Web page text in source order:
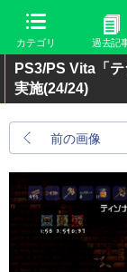
カテゴリ 過去記
PS3/PS Vita「
実施(24/24)
前の画像